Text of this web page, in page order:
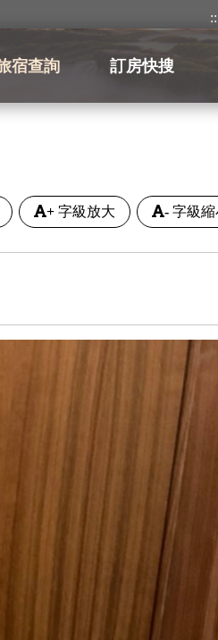
宿查詢 訂房快搜
+ 字級放大 - 字級縮